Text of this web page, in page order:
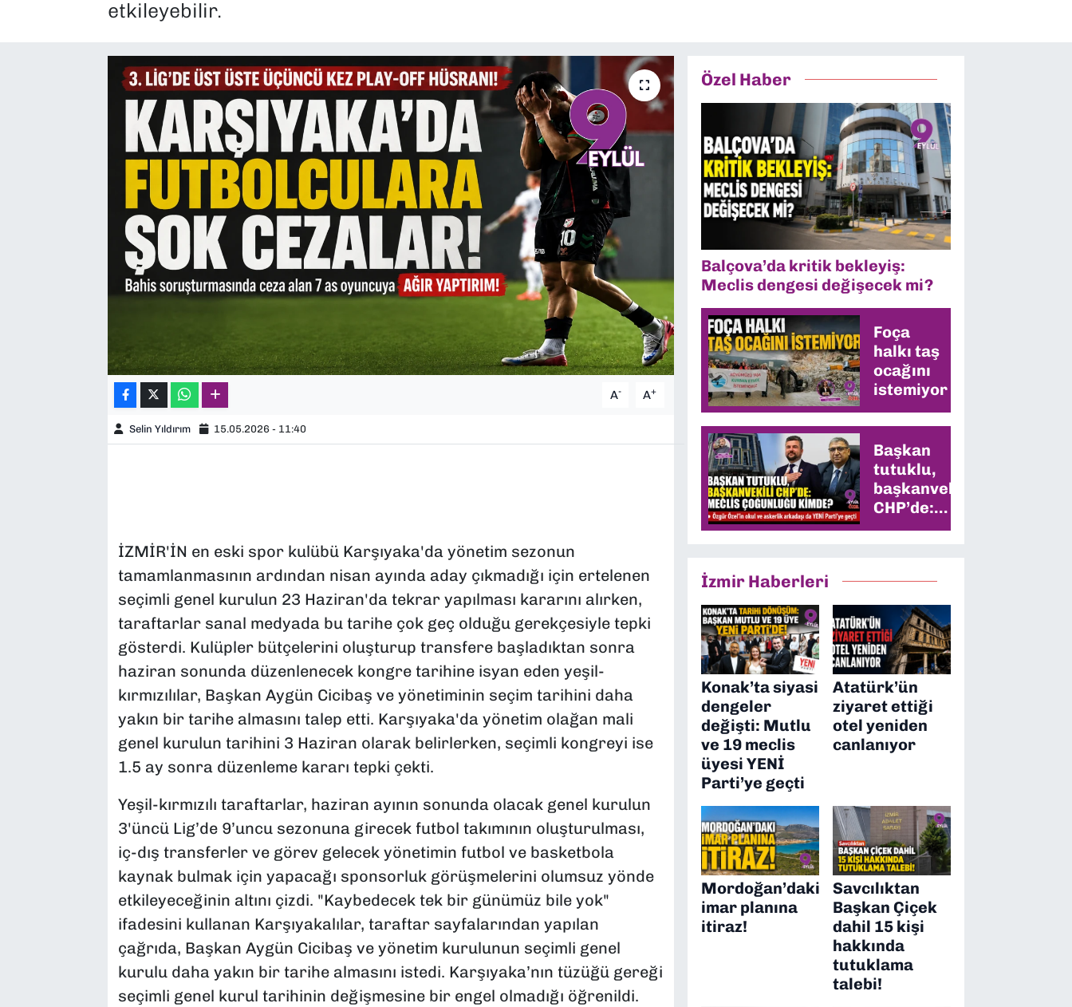
etkileyebilir.
A- A+
Selin Yıldırım 15.05.2026 - 11:40
İZMİR'İN en eski spor kulübü Karşıyaka'da yönetim sezonun
tamamlanmasının ardından nisan ayında aday çıkmadığı için ertelenen
seçimli genel kurulun 23 Haziran'da tekrar yapılması kararını alırken,
taraftarlar sanal medyada bu tarihe çok geç olduğu gerekçesiyle tepki
gösterdi. Kulüpler bütçelerini oluşturup transfere başladıktan sonra
haziran sonunda düzenlenecek kongre tarihine isyan eden yeşil-
kırmızılılar, Başkan Aygün Cicibaş ve yönetiminin seçim tarihini daha
yakın bir tarihe almasını talep etti. Karşıyaka'da yönetim olağan mali
genel kurulun tarihini 3 Haziran olarak belirlerken, seçimli kongreyi ise
1.5 ay sonra düzenleme kararı tepki çekti.
Yeşil-kırmızılı taraftarlar, haziran ayının sonunda olacak genel kurulun
3'üncü Lig’de 9’uncu sezonuna girecek futbol takımının oluşturulması,
iç-dış transferler ve görev gelecek yönetimin futbol ve basketbola
kaynak bulmak için yapacağı sponsorluk görüşmelerini olumsuz yönde
etkileyeceğinin altını çizdi. "Kaybedecek tek bir günümüz bile yok"
ifadesini kullanan Karşıyakalılar, taraftar sayfalarından yapılan
çağrıda, Başkan Aygün Cicibaş ve yönetim kurulunun seçimli genel
kurulu daha yakın bir tarihe almasını istedi. Karşıyaka’nın tüzüğü gereği
seçimli genel kurul tarihinin değişmesine bir engel olmadığı öğrenildi.
Özel Haber
Balçova’da kritik bekleyiş:
Meclis dengesi değişecek mi?
Foça
halkı taş
ocağını
istemiyor
Başkan
tutuklu,
başkanvekili
CHP’de:
Meclis
İzmir Haberleri
Konak’ta siyasi
dengeler
değişti: Mutlu
ve 19 meclis
üyesi YENİ
Parti’ye geçti
Atatürk’ün
ziyaret ettiği
otel yeniden
canlanıyor
Mordoğan’daki
imar planına
itiraz!
Savcılıktan
Başkan Çiçek
dahil 15 kişi
hakkında
tutuklama
talebi!
YEREL YÖNETİMLER